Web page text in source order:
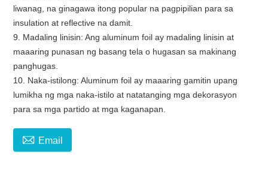
liwanag, na ginagawa itong popular na pagpipilian para sa
insulation at reflective na damit.
9. Madaling linisin: Ang aluminum foil ay madaling linisin at
maaaring punasan ng basang tela o hugasan sa makinang
panghugas.
10. Naka-istilong: Aluminum foil ay maaaring gamitin upang
lumikha ng mga naka-istilo at natatanging mga dekorasyon
para sa mga partido at mga kaganapan.
 Email